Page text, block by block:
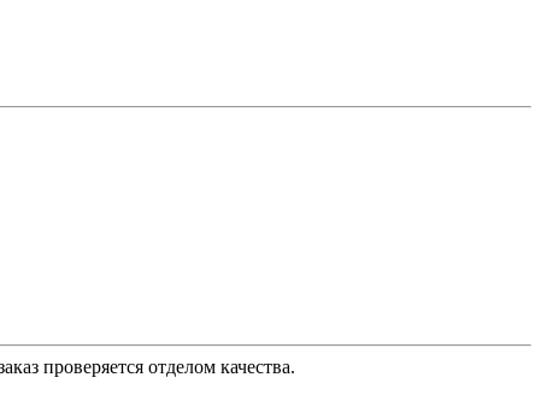
проверяется отделом качества.